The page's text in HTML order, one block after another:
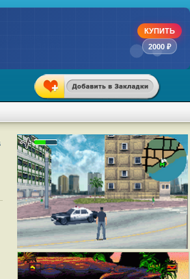
КУПИТЬ
2000 ₽